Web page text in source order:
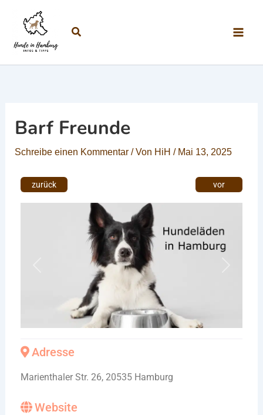
Suchen
Barf Freunde
Schreibe einen Kommentar / Von HiH / Mai 13, 2025
Adresse
Marienthaler Str. 26, 20535 Hamburg
Website